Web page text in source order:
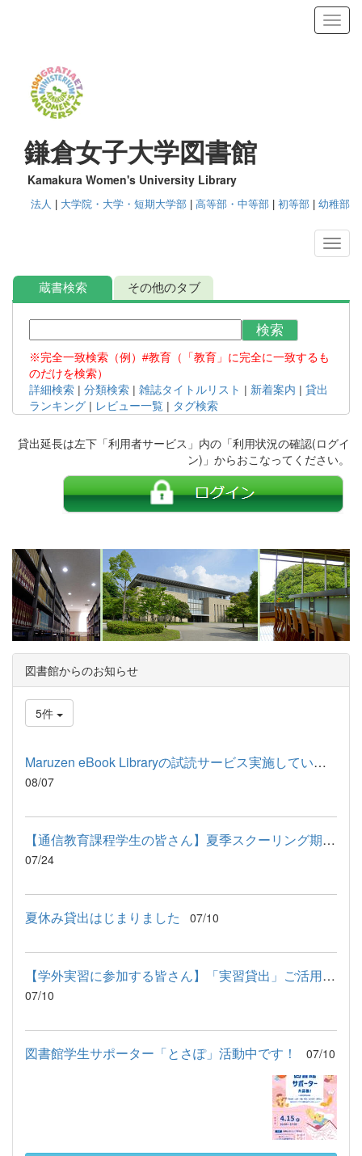
鎌倉女子大学図書館
Kamakura Women's University Library
法人 | 大学院・大学・短期大学部 | 高等部・中等部 | 初等部 | 幼稚部
蔵書検索 その他のタブ
検索
※完全一致検索（例）#教育（「教育」に完全に一致するも
のだけを検索）
詳細検索 | 分類検索 | 雑誌タイトルリスト | 新着案内 | 貸出
ランキング | レビュー一覧 | タグ検索
貸出延長は左下「利用者サービス」内の「利用状況の確認(ログイ
ン)」からおこなってください。
図書館からのお知らせ
5件
Maruzen eBook Libraryの試読サービス実施しています
08/07
【通信教育課程学生の皆さん】夏季スクーリング期間中の図書館利...
07/24
夏休み貸出はじまりました 07/10
【学外実習に参加する皆さん】「実習貸出」ご活用ください
07/10
図書館学生サポーター「とさぽ」活動中です！ 07/10